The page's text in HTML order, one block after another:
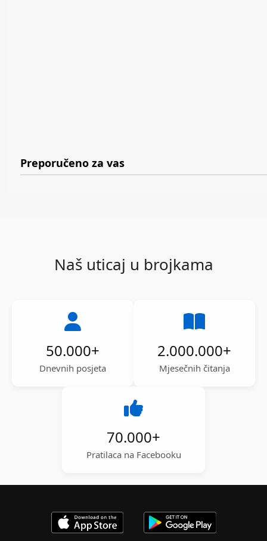
Preporučeno za vas
Naš uticaj u brojkama
50.000+
Dnevnih posjeta
2.000.000+
Mjesečnih čitanja
70.000+
Pratilaca na Facebooku